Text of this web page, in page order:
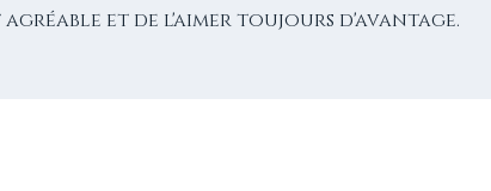
et de l'aimer toujours d'avantage.